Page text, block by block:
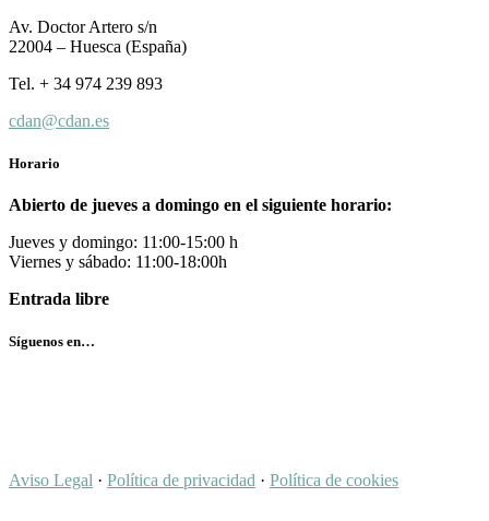
Av. Doctor Artero s/n
22004 – Huesca (España)
Tel. + 34 974 239 893
cdan@cdan.es
Horario
Abierto de jueves a domingo en el siguiente horario:
Jueves y domingo: 11:00-15:00 h
Viernes y sábado: 11:00-18:00h
Entrada libre
Síguenos en…
Aviso Legal · Política de privacidad · Política de cookies